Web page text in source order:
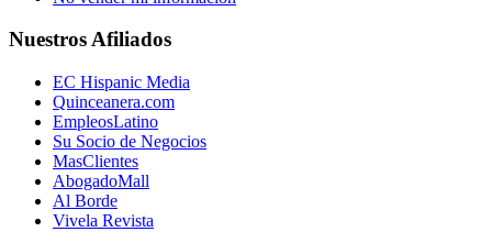
Nuestros Afiliados
EC Hispanic Media
Quinceanera.com
EmpleosLatino
Su Socio de Negocios
MasClientes
AbogadoMall
Al Borde
Vivela Revista